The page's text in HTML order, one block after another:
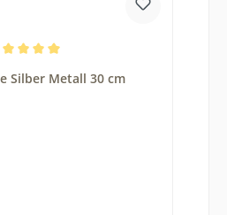
Silber Metall 30 cm